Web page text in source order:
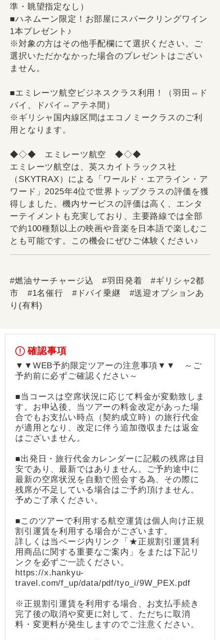
準・眺望指定なし）
■ハネムーン限定！お部屋にスパークリングワイン
1本プレゼント♪
※対象の方はその他手配欄にて選択ください。ご
選択いただかなかった場合のプレゼントはござい
ません。
■エミレーツ航空ビジネスクラス利用！（羽田⇔ド
バイ、ドバイ⇔アテネ間）
※ギリシャ国内線区間はエコノミークラスのご利
用となります。
◆◇◆ エミレーツ航空 ◆◇◆
エミレーツ航空は、英スカイトラックス社
（SKYTRAX）による「ワールド・エアライン・ア
ワード」2025年4位で世界トップクラスの評価を獲
得しました。機内サービスの評価は高く、エンタ
ーテイメントも充実しており、主要路線では全部
で約100種類以上の映画や音楽を日本語で楽しむこ
とも可能です。この機会にぜひご体験ください♪
#燃油サーチャージ込 #羽田発着 #ギリシャ2都
市 #1名催行 #ドバイ乗継 #送迎オプションあ
り(有料)
確認事項
▼▼WEB予約限定ツアーの注意事項▼▼ ～ご
予約前に必ずご確認ください～
■当コースは空席状況に応じて料金が変動致しま
す。お申込後、当ツアーの料金改定があった場
合でもお支払い時点（契約成立時）の旅行代金
が適用となり、改定に伴う追加徴収または返金
はございません。
■出発日・旅行代金カレンダーに記載の残席は目
安であり、最新ではありません。ご予約途中に
最新の空席状況を自動で照会する為、その際に
残席が不足している場合はご予約頂けません。
予めご了承ください。
■このツアーで利用する航空運賃は個人向け正規
割引運賃を利用する場合がございます。
詳しくは当ページ内リンク「★正規割引運賃利
用商品に関する重要なご案内」をまたは下記リ
ンクを必ずご一読ください。
https://x.hankyu-
travel.com/f_up/data/pdf/tyo_i/9W_PEX.pdf
※正規割引運賃を利用する場合、お支払手続き
完了後の取消や変更に対して、ただちに取消
料・変更料が発生しますのでご注意ください。